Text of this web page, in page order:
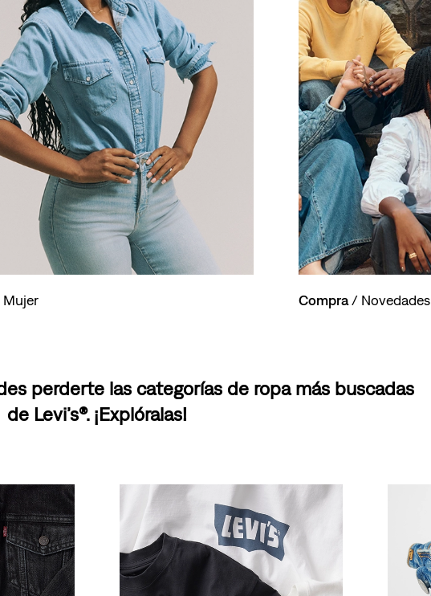
Compra/ Novedades
perderte las categorías de ropa más buscadas
de Levi’s®. ¡Explóralas!
501 hombre